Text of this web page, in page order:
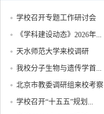
学校召开专题工作研讨会
《学科建设动态》2026年...
天水师范大学来校调研
我校分子生物与遗传学首...
北京市教委调研组来校考察
学校召开“十五五”规划...